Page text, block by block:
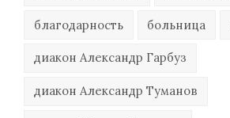
благодарность больница
диакон Александр Гарбуз
диакон Александр Туманов